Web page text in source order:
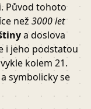
. Původ tohoto
než3000 let
a doslova
i jeho podstatou
kolem 21.
symbolicky se